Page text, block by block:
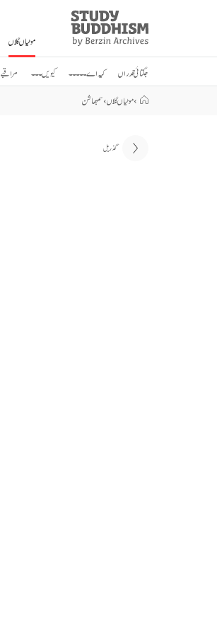
Study
Buddhism
Home
موٹیاں گلاں
جگتائی قدراں کیہ اے ۔۔۔۔۔ کیویں ۔۔۔ مراقبے
›موٹیاں گلاں›سمبھاشن
گذریل